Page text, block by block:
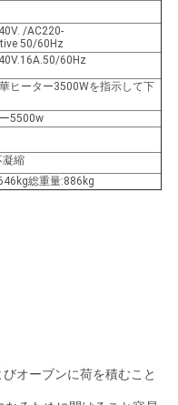
/AC220-
50/60Hz
60Hz
ヒーター3500Wを指示して下
5500w
凝縮
総重量:886kg
オーブンに荷を積むこと